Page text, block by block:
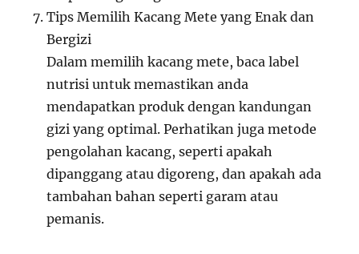
Tips Memilih Kacang Mete yang Enak dan
Bergizi
Dalam memilih kacang mete, baca label
nutrisi untuk memastikan anda
mendapatkan produk dengan kandungan
gizi yang optimal. Perhatikan juga metode
pengolahan kacang, seperti apakah
dipanggang atau digoreng, dan apakah ada
tambahan bahan seperti garam atau
pemanis.